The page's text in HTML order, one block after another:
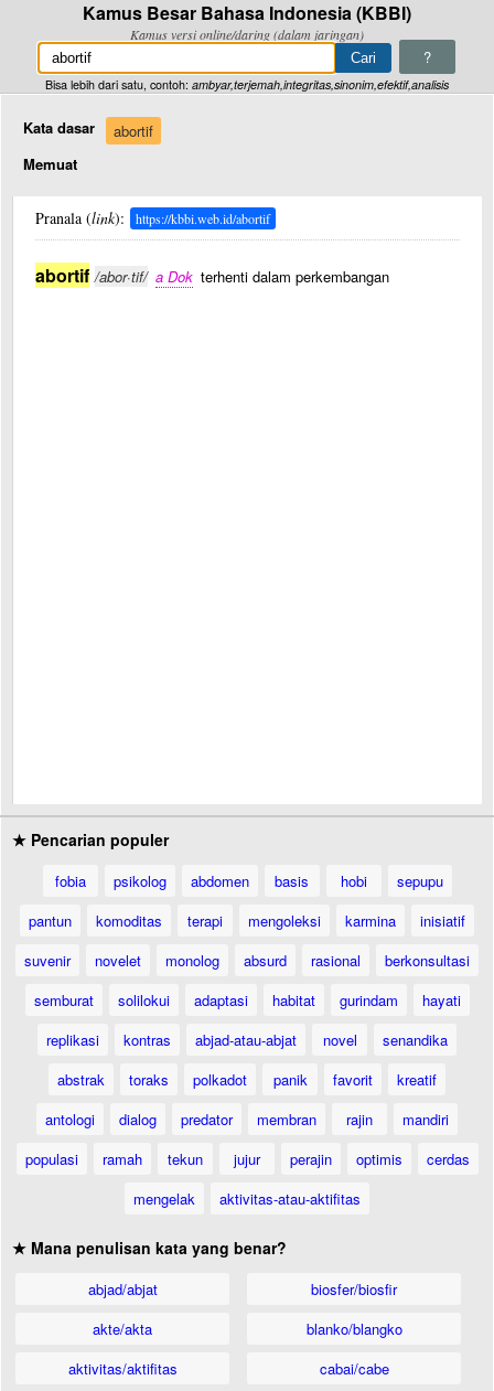
Kamus Besar Bahasa Indonesia (KBBI)
Kamus versi online/daring (dalam jaringan)
?
Bisa lebih dari satu, contoh: ambyar,terjemah,integritas,sinonim,efektif,analisis
Kata dasar
abortif
Memuat
Pranala (link): https://kbbi.web.id/abortif
abortif /abor·tif/ a Dok terhenti dalam perkembangan
★ Pencarian populer
fobia psikolog abdomen basis hobi
sepupu
pantun
komoditas terapi mengoleksi karmina
inisiatif
suvenir
novelet monolog absurd rasional
berkonsultasi
semburat
solilokui adaptasi habitat gurindam
hayati
replikasi
kontras abjad-atau-abjat novel
senandika
abstrak
toraks polkadot panik favorit
kreatif
antologi
dialog predator membran rajin
mandiri
populasi
ramah tekun jujur perajin optimis
cerdas
mengelak
aktivitas-atau-aktifitas
★ Mana penulisan kata yang benar?
abjad/abjat
akte/akta
aktivitas/aktifitas
biosfer/biosfir
blanko/blangko
cabai/cabe